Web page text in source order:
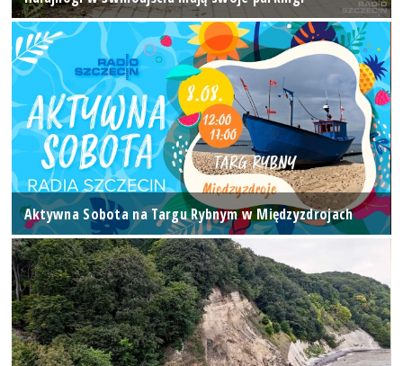
Aktywna Sobota na Targu Rybnym w Międzyzdrojach